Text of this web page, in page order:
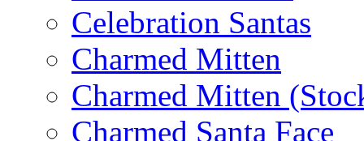
Celebration Santas
Charmed Mitten
Charmed Mitten
Charmed Santa Face